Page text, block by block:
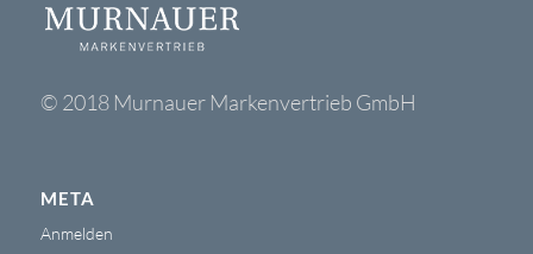
© 2018 Murnauer Markenvertrieb GmbH
META
Anmelden